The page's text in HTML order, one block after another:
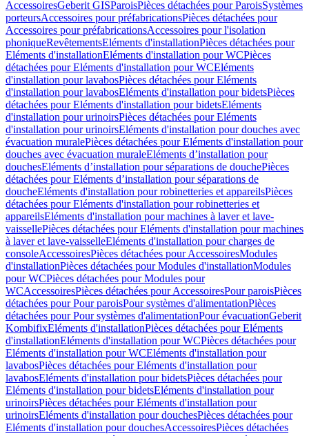
AccessoiresGeberit GISParoisPièces détachées pour ParoisSystèmes
porteursAccessoires pour préfabricationsPièces détachées pour
Accessoires pour préfabricationsAccessoires pour l'isolation
phoniqueRevêtementsEléments d'installationPièces détachées pour
Eléments d'installationEléments d'installation pour WCPièces
détachées pour Eléments d'installation pour WCEléments
d'installation pour lavabosPièces détachées pour Eléments
d'installation pour lavabosEléments d'installation pour bidetsPièces
détachées pour Eléments d'installation pour bidetsEléments
d'installation pour urinoirsPièces détachées pour Eléments
d'installation pour urinoirsEléments d'installation pour douches avec
évacuation muralePièces détachées pour Eléments d'installation pour
douches avec évacuation muraleEléments d’installation pour
douchesEléments d’installation pour séparations de douchePièces
détachées pour Eléments d’installation pour séparations de
doucheEléments d'installation pour robinetteries et appareilsPièces
détachées pour Eléments d'installation pour robinetteries et
appareilsEléments d'installation pour machines à laver et lave-
vaissellePièces détachées pour Eléments d'installation pour machines
à laver et lave-vaisselleEléments d'installation pour charges de
consoleAccessoiresPièces détachées pour AccessoiresModules
d'installationPièces détachées pour Modules d'installationModules
pour WCPièces détachées pour Modules pour
WCAccessoiresPièces détachées pour AccessoiresPour paroisPièces
détachées pour Pour paroisPour systèmes d'alimentationPièces
détachées pour Pour systèmes d'alimentationPour évacuationGeberit
KombifixEléments d'installationPièces détachées pour Eléments
d'installationEléments d'installation pour WCPièces détachées pour
Eléments d'installation pour WCEléments d'installation pour
lavabosPièces détachées pour Eléments d'installation pour
lavabosEléments d'installation pour bidetsPièces détachées pour
Eléments d'installation pour bidetsEléments d'installation pour
urinoirsPièces détachées pour Eléments d'installation pour
urinoirsEléments d'installation pour douchesPièces détachées pour
Eléments d'installation pour douchesAccessoiresPièces détachées